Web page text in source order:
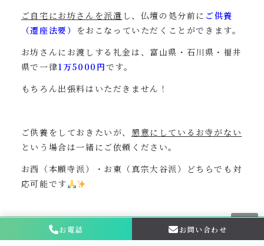
ご自宅にお坊さんを派遣 し、仏壇の処分前に ご供養
（遷座法要）
をおこなっていただくことができます。
お坊さんにお渡しする礼金は、富山県・石川県・福井
県で一律1万5000円です。
もちろん出張料はいただきません！
ご供養をしておきたいが、懇意にしているお寺がない
という場合は一緒にご依頼ください。
お西（本願寺派）・お東（真宗大谷派）どちらでも対
応可能です
新原美術では、処分前にお寺様に依頼し仏壇供養（遷
座法要）をしておくことをお勧めしています。
お問い合わせ・ 相談はこちら
お電話 お問い合わせ